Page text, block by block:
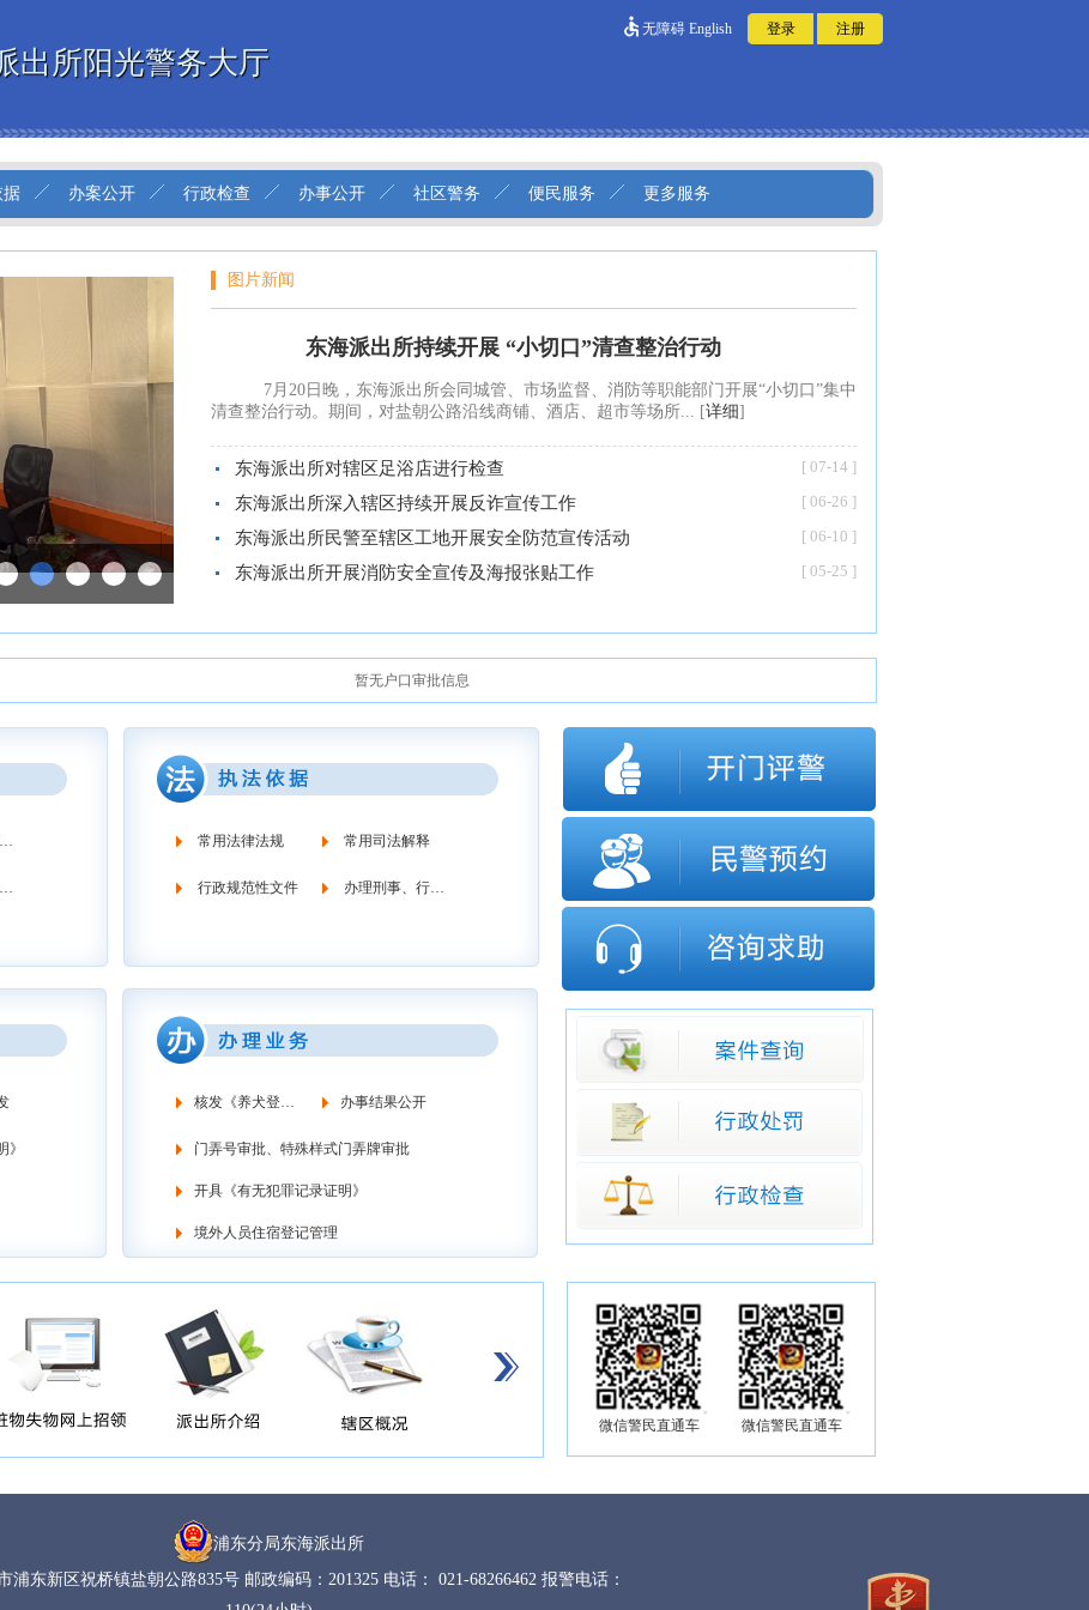
无障碍 English
出所阳光警务大厅
据 办案公开 行政检查 办事公开 社区警务 便民服务 更多服务
图片新闻
东海派出所持续开展 “小切口”清查整治行动
7月20日晚，东海派出所会同城管、市场监督、消防等职能部门开展“小切口”集中
清查整治行动。期间，对盐朝公路沿线商铺、酒店、超市等场所... [详细]
东海派出所对辖区足浴店进行检查 [ 07-14 ]
东海派出所深入辖区持续开展反诈宣传工作 [ 06-26 ]
东海派出所民警至辖区工地开展安全防范宣传活动 [ 06-10 ]
东海派出所开展消防安全宣传及海报张贴工作 [ 05-25 ]
暂无户口审批信息
人民警察职责义务
业务窗口地址时间
常用法律法规 常用司法解释
行政规范性文件 办理刑事、行政案件流程
》
核发《养犬登记证》 办事结果公开
门弄号审批、特殊样式门弄牌审批
开具《有无犯罪记录证明》
境外人员住宿登记管理
微信警民直通车 微信警民直通车
浦东分局东海派出所
浦东新区祝桥镇盐朝公路835号 邮政编码：201325 电话： 021-68266462 报警电话：